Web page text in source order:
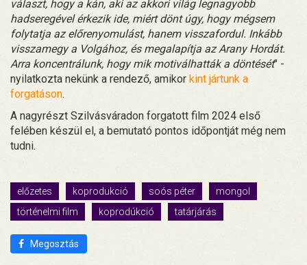
választ, hogy a kán, aki az akkori világ legnagyobb
hadseregével érkezik ide, miért dönt úgy, hogy mégsem
folytatja az előrenyomulást, hanem visszafordul. Inkább
visszamegy a Volgához, és megalapítja az Arany Hordát.
Arra koncentrálunk, hogy mik motiválhatták a döntését" -
nyilatkozta nekünk a rendező, amikor kint jártunk a
forgatáson.
A nagyrészt Szilvásváradon forgatott film 2024 első
felében készül el, a bemutató pontos időpontját még nem
tudni.
előzetes koprodukció soós péter
mongol
történelmi film
koprodúkció tatárjárás
Megosztás